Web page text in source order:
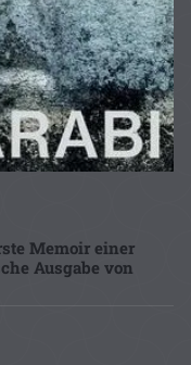
Memoir einer
Ausgabe von